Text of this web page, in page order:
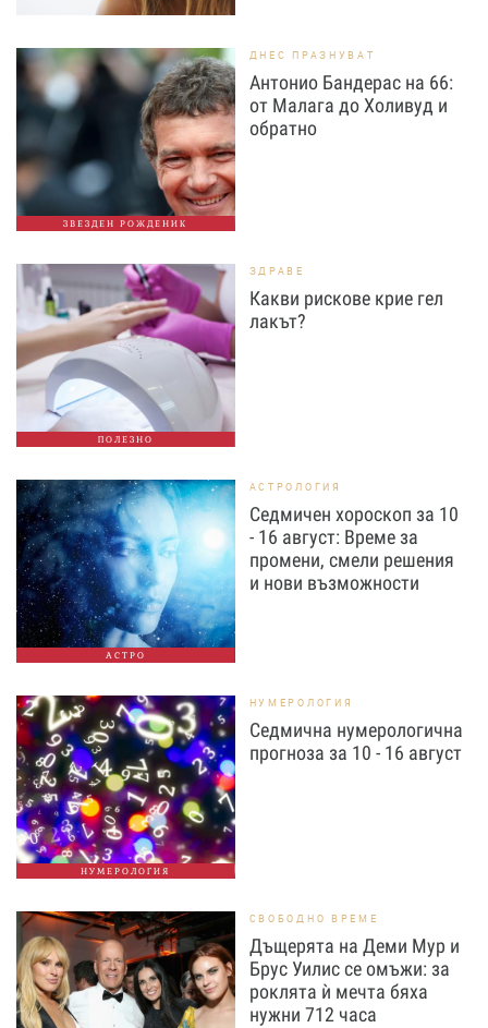
ЗВЕЗДЕН РОЖДЕНИК
ДНЕС ПРАЗНУВАТ
Антонио Бандерас на 66:
от Малага до Холивуд и
обратно
ПОЛЕЗНО
ЗДРАВЕ
Какви рискове крие гел
лакът?
АСТРО
АСТРОЛОГИЯ
Седмичен хороскоп за 10
- 16 август: Време за
промени, смели решения
и нови възможности
НУМЕРОЛОГИЯ
НУМЕРОЛОГИЯ
Седмична нумерологична
прогноза за 10 - 16 август
СВОБОДНО ВРЕМЕ
Дъщерята на Деми Мур и
Брус Уилис се омъжи: за
роклята ѝ мечта бяха
нужни 712 часа